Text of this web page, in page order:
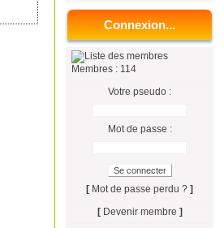
Connexion...
Membres : 114
Votre pseudo :
Mot de passe :
[ Mot de passe perdu ? ]
[ Devenir membre ]